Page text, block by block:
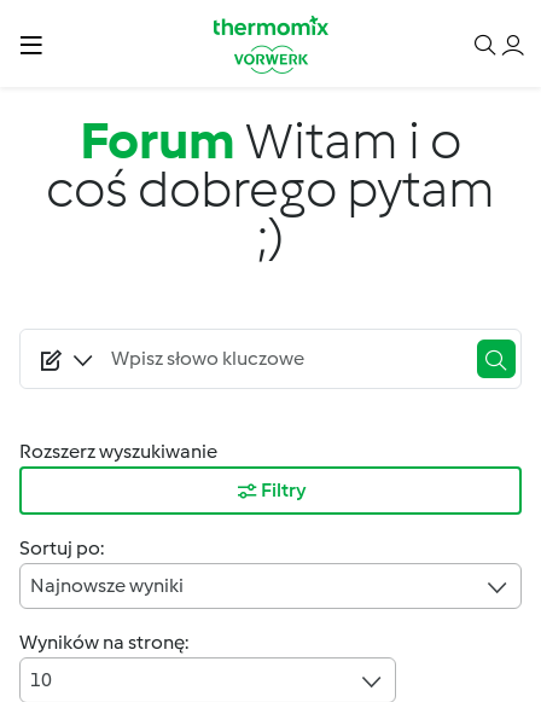
Forum Witam i o
coś dobrego pytam
;)
Rozszerz wyszukiwanie
Filtry
Sortuj po:
Najnowsze wyniki
Wyników na stronę:
10